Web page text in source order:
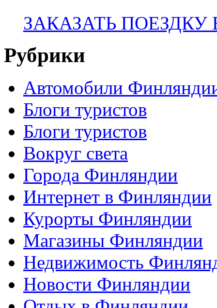
ЗАКАЗАТЬ
Рубрики
Автомобили
Блоги туристов
Блоги туристов
Вокруг света
Города Финляндии
Интернет в Финляндии
Курорты Финляндии
Магазины Финляндии
Недвижимость
Новости Финляндии